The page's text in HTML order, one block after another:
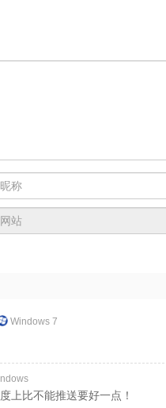
Windows 7
上比不能推送要好一点！